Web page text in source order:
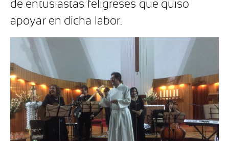
de entusiastas feligreses que quiso
apoyar en dicha labor.